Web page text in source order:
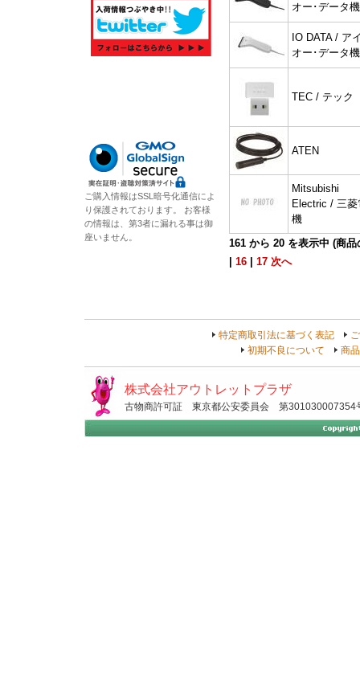
オー･データ
IO DATA / ア
オー･データ
TEC / テック
ATEN
Mitsubishi
Electric / 三菱
機
161 から 20 を表示中 (商
16 17 次へ
ご購入情報はSSL暗号化通信によ
り保護されております。 お客様
の情報は、第3者に漏れる事は御
座いません。
特定商取引法に基づく表記
初期不良について
商
株式会社アウトレットプラザ
古物商許可証 東京都公安委員会 第301030007354